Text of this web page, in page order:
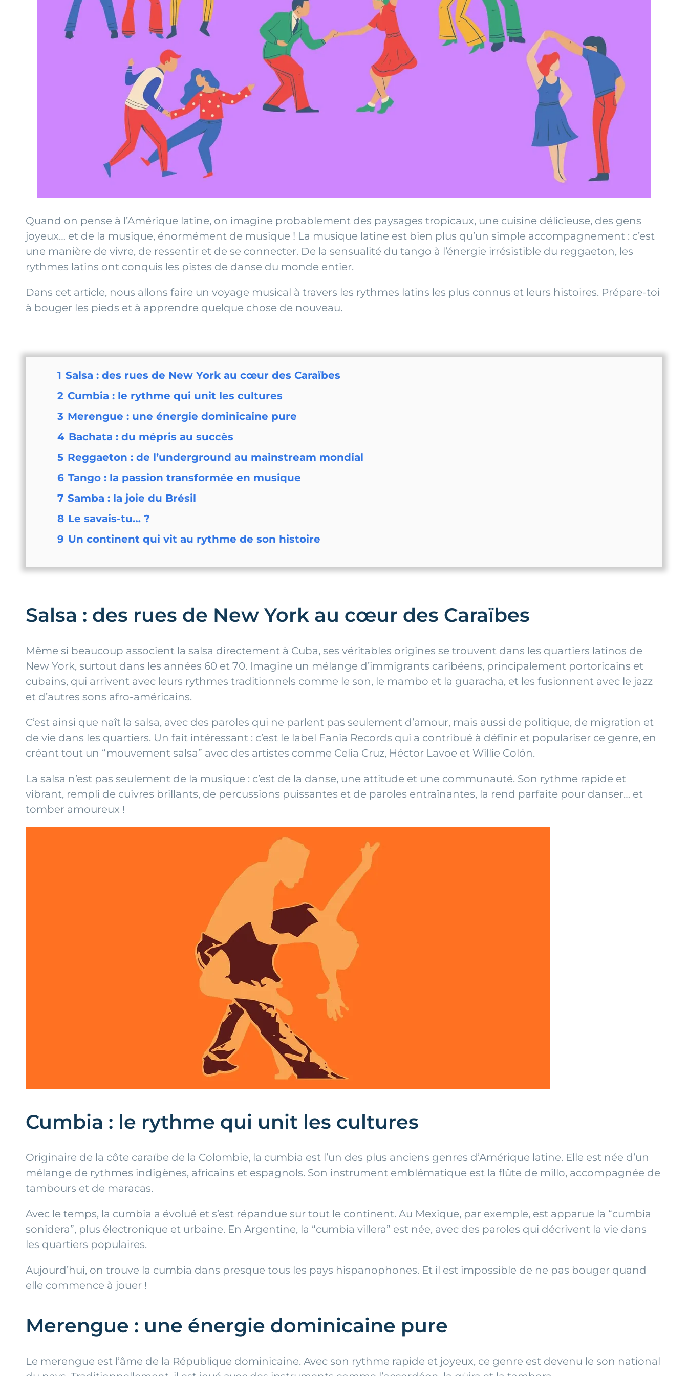
Quand on pense à l’Amérique latine, on imagine probablement des paysages tropicaux, une cuisine délicieuse, des gens
joyeux… et de la musique, énormément de musique ! La musique latine est bien plus qu’un simple accompagnement : c’est
une manière de vivre, de ressentir et de se connecter. De la sensualité du tango à l’énergie irrésistible du reggaeton, les
rythmes latins ont conquis les pistes de danse du monde entier.
Dans cet article, nous allons faire un voyage musical à travers les rythmes latins les plus connus et leurs histoires. Prépare-toi
à bouger les pieds et à apprendre quelque chose de nouveau.
1 Salsa : des rues de New York au cœur des Caraïbes
2 Cumbia : le rythme qui unit les cultures
3 Merengue : une énergie dominicaine pure
4 Bachata : du mépris au succès
5 Reggaeton : de l’underground au mainstream mondial
6 Tango : la passion transformée en musique
7 Samba : la joie du Brésil
8 Le savais-tu… ?
9 Un continent qui vit au rythme de son histoire
Salsa : des rues de New York au cœur des Caraïbes
Même si beaucoup associent la salsa directement à Cuba, ses véritables origines se trouvent dans les quartiers latinos de
New York, surtout dans les années 60 et 70. Imagine un mélange d’immigrants caribéens, principalement portoricains et
cubains, qui arrivent avec leurs rythmes traditionnels comme le son, le mambo et la guaracha, et les fusionnent avec le jazz
et d’autres sons afro-américains.
C’est ainsi que naît la salsa, avec des paroles qui ne parlent pas seulement d’amour, mais aussi de politique, de migration et
de vie dans les quartiers. Un fait intéressant : c’est le label Fania Records qui a contribué à définir et populariser ce genre, en
créant tout un “mouvement salsa” avec des artistes comme Celia Cruz, Héctor Lavoe et Willie Colón.
La salsa n’est pas seulement de la musique : c’est de la danse, une attitude et une communauté. Son rythme rapide et
vibrant, rempli de cuivres brillants, de percussions puissantes et de paroles entraînantes, la rend parfaite pour danser… et
tomber amoureux !
Cumbia : le rythme qui unit les cultures
Originaire de la côte caraïbe de la Colombie, la cumbia est l’un des plus anciens genres d’Amérique latine. Elle est née d’un
mélange de rythmes indigènes, africains et espagnols. Son instrument emblématique est la flûte de millo, accompagnée de
tambours et de maracas.
Avec le temps, la cumbia a évolué et s’est répandue sur tout le continent. Au Mexique, par exemple, est apparue la “cumbia
sonidera”, plus électronique et urbaine. En Argentine, la “cumbia villera” est née, avec des paroles qui décrivent la vie dans
les quartiers populaires.
Aujourd’hui, on trouve la cumbia dans presque tous les pays hispanophones. Et il est impossible de ne pas bouger quand
elle commence à jouer !
Merengue : une énergie dominicaine pure
Le merengue est l’âme de la République dominicaine. Avec son rythme rapide et joyeux, ce genre est devenu le son national